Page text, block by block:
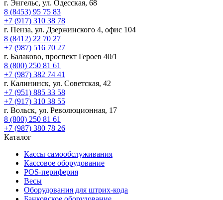
г. Энгельс, ул. Одесская, 68
8 (8453) 95 75 83
+7 (917) 310 38 78
г. Пенза, ул. Дзержинского 4, офис 104
8 (8412) 22 70 27
+7 (987) 516 70 27
г. Балаково, проспект Героев 40/1
8 (800) 250 81 61
+7 (987) 382 74 41
г. Калининск, ул. Советская, 42
+7 (951) 885 33 58
+7 (917) 310 38 55
г. Вольск, ул. Революционная, 17
8 (800) 250 81 61
+7 (987) 380 78 26
Каталог
Кассы самообслуживания
Кассовое оборудование
POS-периферия
Весы
Оборудования для штрих-кода